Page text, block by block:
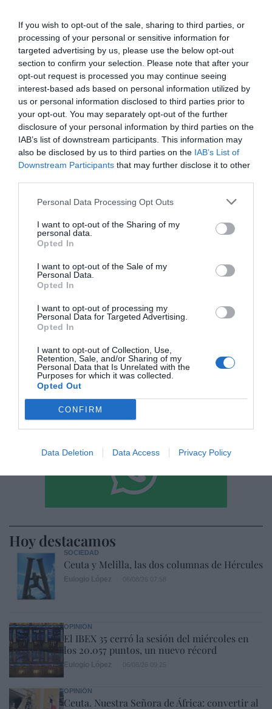
If you wish to opt-out of the sale, sharing to third parties, or
processing of your personal or sensitive information for
targeted advertising by us, please use the below opt-out
section to confirm your selection. Please note that after your
opt-out request is processed you may continue seeing
interest-based ads based on personal information utilized by
us or personal information disclosed to third parties prior to
your opt-out. You may separately opt-out of the further
disclosure of your personal information by third parties on the
IAB’s list of downstream participants. This information may
also be disclosed by us to third parties on the IAB’s List of
Downstream Participants that may further disclose it to other
Personal Data Processing Opt Outs
I want to opt-out of the Sharing of my
personal data.
Opted In
I want to opt-out of the Sale of my
Personal Data.
Opted In
I want to opt-out of processing my
Personal Data for Targeted Advertising.
Opted In
I want to opt-out of Collection, Use,
Retention, Sale, and/or Sharing of my
Personal Data that Is Unrelated with the
Purposes for which it was collected.
Opted Out
CONFIRM
Data Deletion Data Access Privacy Policy
preescolar, hoy ya se graduó de
bachiller y se…
pic.twitter.com/yNvRbSOsnn—
Emmanuel Rincón (@EmmaRincon)May 21,
2026
ACTUALIDAD Y NOTICIAS DE HISPANOAMÉRICA
¿Te ha interesado este artículo?
Suscríbete a nuestro newsletter y recibe cada dia
en tu correo lo más destacado de Hispanidad
Tu correo electrónico...
He leído y acepto lascondiciones legales
Hoy destacamos
SOCIEDAD
Ceuta y Melilla, las dos columnas de Hércules
OPINIÓN
El IBEX 35 cerró la sesión del miércoles en
los 20.057 puntos, un nuevo récord
OPINIÓN
Ceuta. Nuestra Señora de África: convertir al